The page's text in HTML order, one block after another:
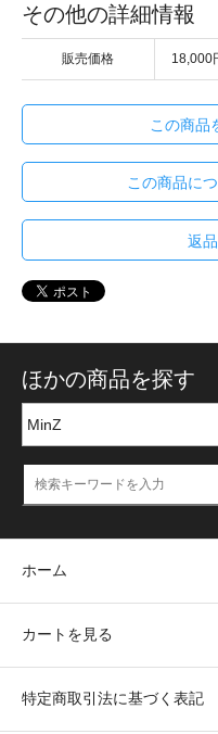
その他の詳細情報
販売価格 18,000
この商品
この商品に
返
ほかの商品を探す
ホーム
カートを見る
特定商取引法に基づく表記